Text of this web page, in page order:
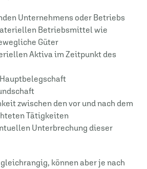
Unternehmens oder Betriebs
Betriebsmittel wie
Güter
Aktiva im Zeitpunkt des
zwischen den vor und nach dem
Tätigkeiten
Unterbrechung dieser
können aber je nach